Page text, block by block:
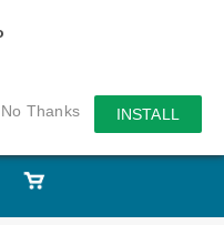
No Thanks INSTALL
Store